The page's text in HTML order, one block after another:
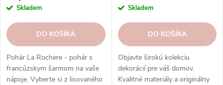
Skladem
DO KOŠÍKA
Pohár La Rochere - pohár s
francúzskym šarmom na vaše
nápoje. Vyberte si z lisovaného
Skladem
DO KOŠÍKA
Objavte širokú kolekciu
dekorácií pre váš domov.
Kvalitné materiály a originálny